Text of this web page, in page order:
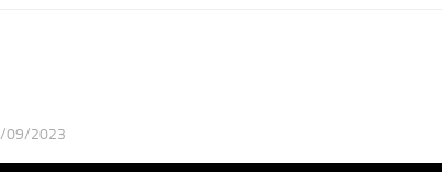
09/2023